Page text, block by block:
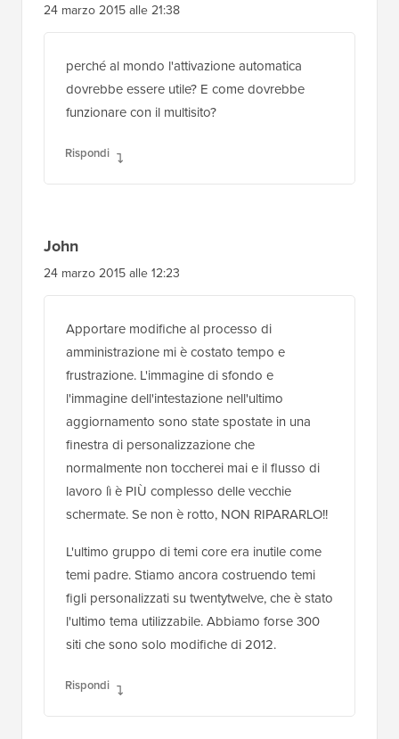
24 marzo 2015 alle 21:38
perché al mondo l'attivazione automatica
dovrebbe essere utile? E come dovrebbe
funzionare con il multisito?
Rispondi
John
24 marzo 2015 alle 12:23
Apportare modifiche al processo di
amministrazione mi è costato tempo e
frustrazione. L'immagine di sfondo e
l'immagine dell'intestazione nell'ultimo
aggiornamento sono state spostate in una
finestra di personalizzazione che
normalmente non toccherei mai e il flusso di
lavoro lì è PIÙ complesso delle vecchie
schermate. Se non è rotto, NON RIPARARLO!!
L'ultimo gruppo di temi core era inutile come
temi padre. Stiamo ancora costruendo temi
figli personalizzati su twentytwelve, che è stato
l'ultimo tema utilizzabile. Abbiamo forse 300
siti che sono solo modifiche di 2012.
Rispondi